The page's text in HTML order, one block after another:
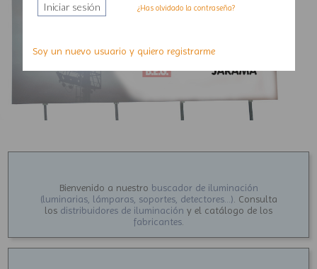
¿Has olvidado la contraseña?
Soy un nuevo usuario y quiero registrarme
BLOG
Bienvenido a nuestro buscador de iluminación
(luminarias, lámparas, soportes, detectores...) . Consulta
los distribuidores de iluminación y el catálogo de los
fabricantes